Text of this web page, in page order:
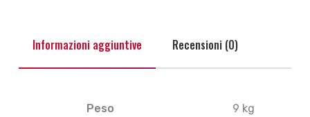
Informazioni aggiuntive Recensioni (0)
Peso 9 kg